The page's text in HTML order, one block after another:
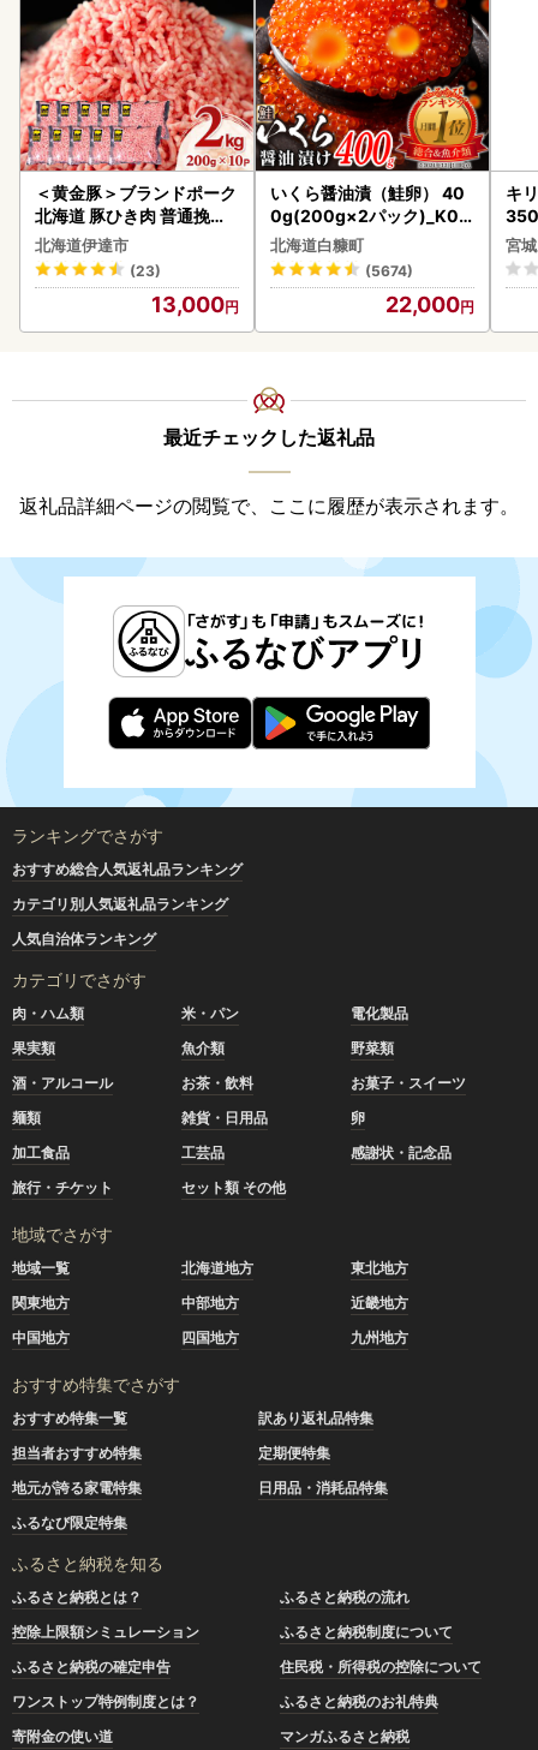
＜黄金豚＞ブランドポーク
北海道 豚ひき肉 普通挽き
200g 10パック 計2kg
北海道伊達市
(23)
13,000
いくら醤油漬（鮭卵） 40
0g(200g×2パック)_K02
2-1676
北海道白糠町
(5674)
22,000
キ
ー
宮
最近チェックした返礼品
返礼品詳細ページの閲覧で、ここに履歴が表示されます。
ランキングでさがす
おすすめ総合人気返礼品ランキング
カテゴリ別人気返礼品ランキング
人気自治体ランキング
カテゴリでさがす
肉・ハム類 米・パン
電化製品
果実類
魚介類
野菜類
酒・アルコール
お茶・飲料
お菓子・スイーツ
麺類
雑貨・日用品
卵
加工食品
工芸品
感謝状・記念品
旅行・チケット
セット類 その他
地域でさがす
地域一覧 北海道地方
東北地方
関東地方
中部地方
近畿地方
中国地方
四国地方 九州地方
おすすめ特集でさがす
おすすめ特集一覧
訳あり返礼品特集
担当者おすすめ特集
定期便特集
地元が誇る家電特集
日用品・消耗品特集
ふるなび限定特集
ふるさと納税を知る
ふるさと納税とは？
ふるさと納税の流れ
控除上限額シミュレーション
ふるさと納税制度について
ふるさと納税の確定申告
住民税・所得税の控除について
ワンストップ特例制度とは？
ふるさと納税のお礼特典
寄附金の使い道
マンガふるさと納税